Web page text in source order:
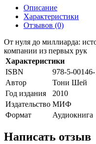
Описание
Характеристики
Отзывов (0)
От нуля до миллиарда:
компании из первых рук
Характеристики
ISBN
978-5-
Автор
Тони Шей
Год издания
2010
Издательство МИФ
Формат
Аудиокнига
Написать отзыв